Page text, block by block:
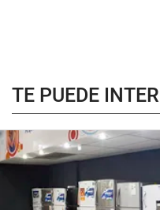
TE PUEDE